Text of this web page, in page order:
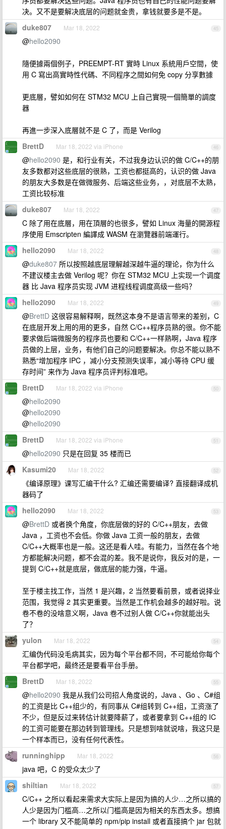
决。又不是要解决底层的问题就金贵，拿钱就要多是不是。
45
duke807 Mar 18, 2022
@hello2090
隨便據兩個例子，PREEMPT-RT 實時 Linux 系統用戶空間，使
用 C 寫出高實時性代碼、不同程序之間如何免 copy 分享數據
更底層，譬如如何在 STM32 MCU 上自己實現一個簡單的調度
器
再進一步深入底層就不是 C 了，而是 Verilog
46
BrettD Mar 18, 2022 via iPhone
@hello2090 是，和行业有关，不过我身边认识的做 C/C++的朋
友多数都对这些底层的很熟，工资也都挺高的，认识的做 Java
的朋友大多数是在做微服务、后端这些业务，，对底层不太熟，
工资比较标准
47
duke807 Mar 18, 2022
C 除了用在底層，用在頂層的也很多，譬如 Linux 海量的開源程
序使用 Emscripten 編譯成 WASM 在瀏覽器前端運行。
48
hello2090 Mar 18, 2022
@duke807 所以按照越底层理解越深越牛逼的理论，你为什么
不建议楼主去做 Verilog 呢？你在 STM32 MCU 上实现一个调度
器 比 Java 程序员实现 JVM 进程线程调度高级一些吗？
49
hello2090 Mar 18, 2022
@BrettD 这很容易解释啊，既然这本身不是语言带来的差别，C
在底层开发上用的用的更多，自然 C/C++程序员熟的很。你不能
要求做后端微服务的程序员也要和 C/C++一样熟啊，Java 程序
员做的上层，业务，有他们自己的问题要解决。你总不能以熟不
熟悉“增加程序 IPC ，减小分支预测失误率，减小等待 CPU 缓
存时间” 来作为 Java 程序员评判标准吧。
50
BrettD Mar 18, 2022 via iPhone
@hello2090
@hello2090
@hello2090
51
BrettD Mar 18, 2022 via iPhone
@hello2090 只是在回复 35 楼而已
52
Kasumi20 Mar 18, 2022
《编译原理》课写汇编干什么? 汇编还需要编译? 直接翻译成机
器码了
53
hello2090 Mar 18, 2022
@BrettD 或者换个角度，你底层做的好的 C/C++朋友，去做
Java ，工资也不会低。你做 Java 工资一般的朋友，去做
C/C++大概率也是一般。这还是看人哇。有能力，当然在各个地
方都能解决问题，都不会混的差。我不是说你，我反对的是，一
提到 C/C++就是底层，做底层的能力强，牛逼。
至于楼主找工作，当然 1 是兴趣，2 当然要看前景，或者说择业
范围，我觉得 2 其实更重要。当然是工作机会越多的越好啦。说
卷不卷的没啥意义啊，Java 卷不过别人做 C/C++你就能出头
了？
54
yulon Mar 18, 2022
汇编伪代码没毛病其实，因为每个平台都不同，不可能给你每个
平台都学吧，最终还是要看平台手册。
55
BrettD Mar 18, 2022
@hello2090 我是从我们公司招人角度说的，Java 、Go 、C#组
的工资是比 C++组少的，有同事从 C#组转到 C++组，工资涨了
不少，但是反过来转估计就要降薪了，或者要拿到 C++组的 IC
的工资可能要在那边转到管理线。只是想到啥就说啥，我这只是
一个样本而已，没有任何代表性。
56
runninghipp Mar 18, 2022
java 吧，C 的受众太少了
57
shiltian Mar 18, 2022
C/C++ 之所以看起来需求大实际上是因为搞的人少…之所以搞的
人少是因为门槛高…之所以门槛高是因为相关的东西太多。想搞
一个 library 又不能简单的 npm/pip install 或者直接搞个 jar 包就